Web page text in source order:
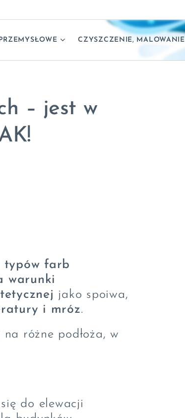
CZYSZCZENIE, MALOWANIE
– jest w
typów farb
warunki
jako spoiwa,
i mróz.
różne podłoża, w
do elewacji